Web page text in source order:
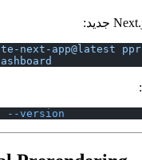
npx create-next-
cd ppr-dashboard
npx next